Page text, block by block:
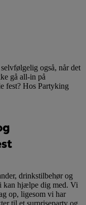
også, når det
gå all-in på
fest? Hos Partyking
drinkstilbehør og
kan hjælpe dig med. Vi
op, ligesom vi har
til et surpriseparty og